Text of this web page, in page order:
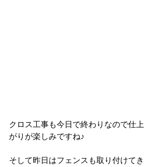
クロス工事も今日で終わりなので仕上
がりが楽しみですね♪
そして昨日はフェンスも取り付けてき